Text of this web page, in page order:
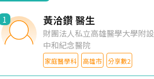
1 黃洽鑽 醫生
財團法人私立高雄醫學大學附設
中和紀念醫院
家庭醫學科 高雄市 分享數2